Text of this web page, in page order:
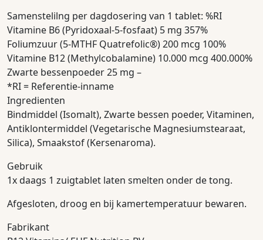
Samenstelilng per dagdosering van 1 tablet: %RI
Vitamine B6 (Pyridoxaal-5-fosfaat) 5 mg 357%
Foliumzuur (5-MTHF Quatrefolic®) 200 mcg 100%
Vitamine B12 (Methylcobalamine) 10.000 mcg 400.000%
Zwarte bessenpoeder 25 mg –
*RI = Referentie-inname
Ingredienten
Bindmiddel (Isomalt), Zwarte bessen poeder, Vitaminen,
Antiklontermiddel (Vegetarische Magnesiumstearaat,
Silica), Smaakstof (Kersenaroma).
Gebruik
1x daags 1 zuigtablet laten smelten onder de tong.
Afgesloten, droog en bij kamertemperatuur bewaren.
Fabrikant